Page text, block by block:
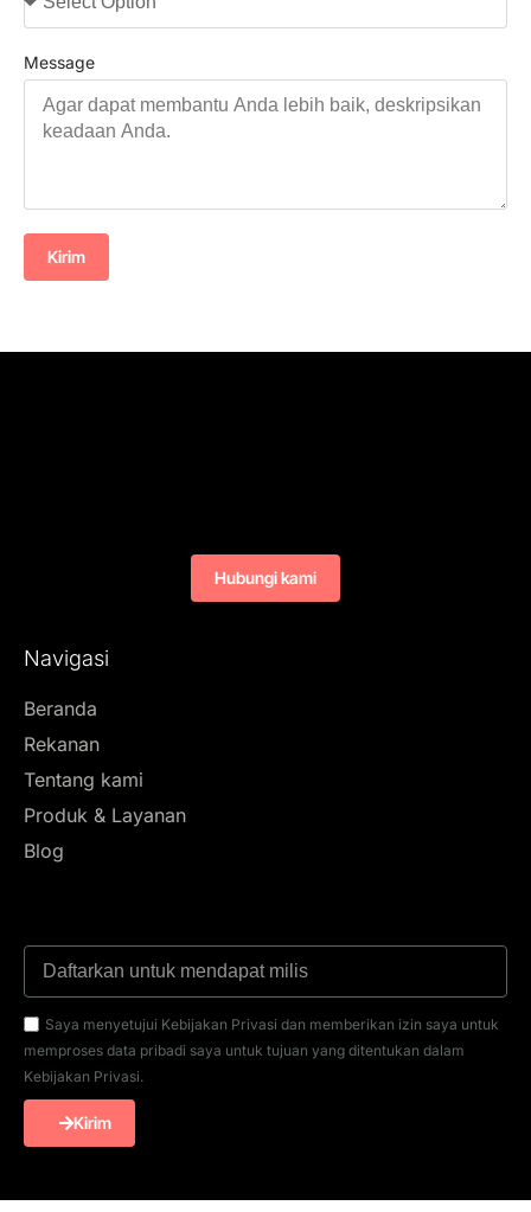
Message
Kirim
Navigasi
Beranda
Rekanan
Tentang kami
Produk & Layanan
Blog
Saya menyetujui Kebijakan Privasi dan memberikan izin saya untuk
memproses data pribadi saya untuk tujuan yang ditentukan dalam
Kebijakan Privasi.
Kirim
Hubungi kami